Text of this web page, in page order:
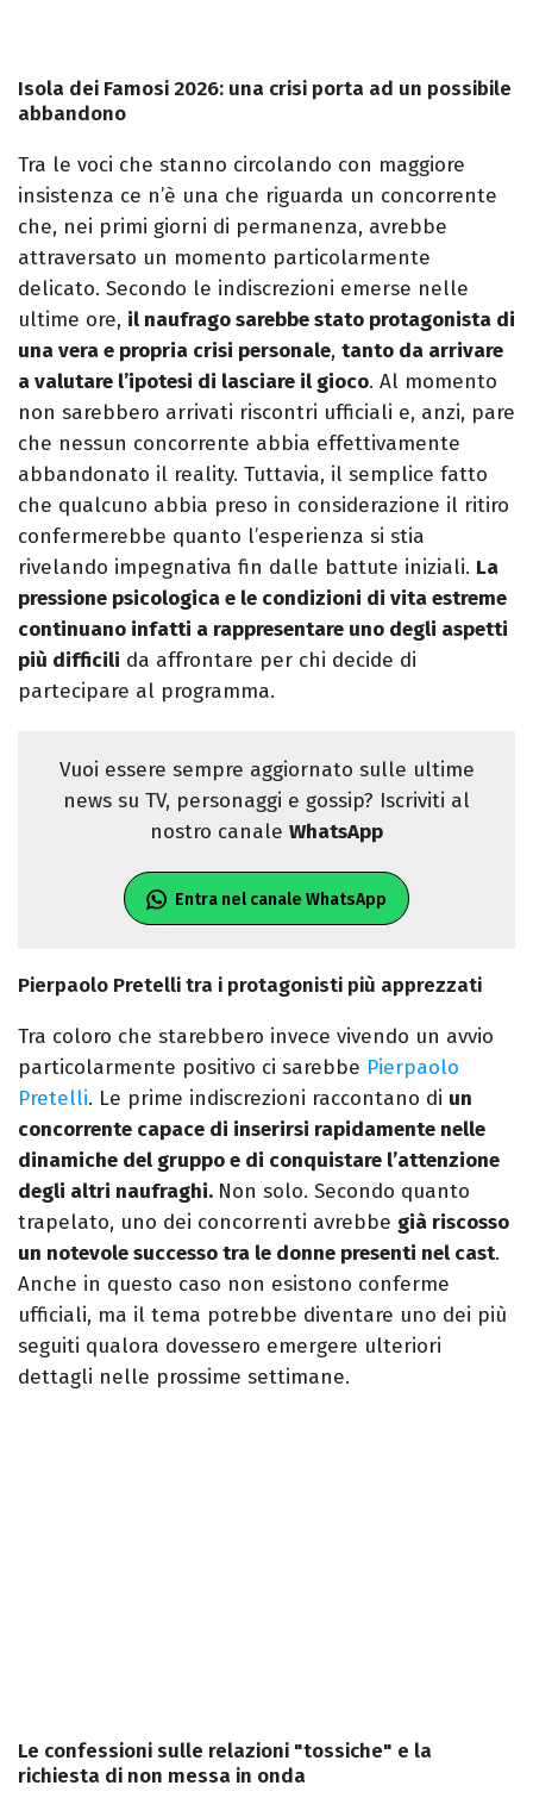
Isola dei Famosi 2026: una crisi porta ad un possibile
abbandono
Tra le voci che stanno circolando con maggiore
insistenza ce n’è una che riguarda un concorrente
che, nei primi giorni di permanenza, avrebbe
attraversato un momento particolarmente
delicato. Secondo le indiscrezioni emerse nelle
ultime ore, il naufrago sarebbe stato protagonista di
una vera e propria crisi personale, tanto da arrivare
a valutare l’ipotesi di lasciare il gioco. Al momento
non sarebbero arrivati riscontri ufficiali e, anzi, pare
che nessun concorrente abbia effettivamente
abbandonato il reality. Tuttavia, il semplice fatto
che qualcuno abbia preso in considerazione il ritiro
confermerebbe quanto l’esperienza si stia
rivelando impegnativa fin dalle battute iniziali. La
pressione psicologica e le condizioni di vita estreme
continuano infatti a rappresentare uno degli aspetti
più difficili da affrontare per chi decide di
partecipare al programma.
Vuoi essere sempre aggiornato sulle ultime
news su TV, personaggi e gossip? Iscriviti al
nostro canale WhatsApp
Entra nel canale WhatsApp
Pierpaolo Pretelli tra i protagonisti più apprezzati
Tra coloro che starebbero invece vivendo un avvio
particolarmente positivo ci sarebbe Pierpaolo
Pretelli. Le prime indiscrezioni raccontano di un
concorrente capace di inserirsi rapidamente nelle
dinamiche del gruppo e di conquistare l’attenzione
degli altri naufraghi. Non solo. Secondo quanto
trapelato, uno dei concorrenti avrebbe già riscosso
un notevole successo tra le donne presenti nel cast.
Anche in questo caso non esistono conferme
ufficiali, ma il tema potrebbe diventare uno dei più
seguiti qualora dovessero emergere ulteriori
dettagli nelle prossime settimane.
Le confessioni sulle relazioni "tossiche" e la
richiesta di non messa in onda